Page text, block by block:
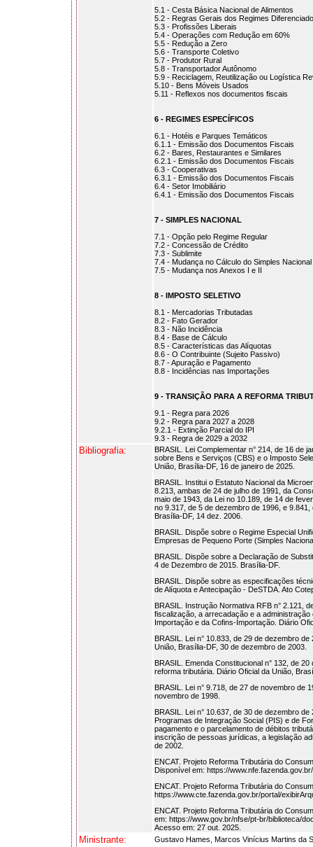
5.1 - Cesta Básica Nacional de Alimentos
5.2 - Regras Gerais dos Regimes
5.3 - Profissões Liberais
5.4 - Operações com Redução em 60%
5.5 - Redução a Zero
5.6 - Transporte Coletivo
5.7 - Produtor Rural
5.8 - Transportador Autônomo
5.9 - Reciclagem, Reutilização ou Logística
5.10 - Bens Móveis Usados
5.11 - Reflexos nos documentos fiscais
6 - REGIMES ESPECÍFICOS
6.1 - Hotéis e Parques Temáticos
6.1.1 - Emissão dos Documentos Fiscais
6.2 - Bares, Restaurantes e Similares
6.2.1 - Emissão dos Documentos Fiscais
6.3 - Cooperativas
6.3.1 - Emissão dos Documentos Fiscais
6.4 - Setor Imobiliário
6.4.1 - Emissão dos Documentos Fiscais
7 - SIMPLES NACIONAL
7.1 - Opção pelo Regime Regular
7.2 - Concessão de Crédito
7.3 - Sublimite
7.4 - Mudança no Cálculo do Simples Nacional
7.5 - Mudança nos Anexos I e II
8 - IMPOSTO SELETIVO
8.1 - Mercadorias Tributadas
8.2 - Fato Gerador
8.3 - Não Incidência
8.4 - Base de Cálculo
8.5 - Características das Alíquotas
8.6 - O Contribuinte (Sujeito Passivo)
8.7 - Apuração e Pagamento
8.8 - Incidências nas Importações
9 - TRANSIÇÃO PARA A REFORMA
9.1 - Regra para 2026
9.2 - Regra para 2027 a 2028
9.2.1 - Extinção Parcial do IPI
9.3 - Regra de 2029 a 2032
Bibliografia:
BRASIL. Lei Complementar n° 214, de 16 de
sobre Bens e Serviços (CBS) e o Imposto
União, Brasília-DF, 16 de janeiro de 2025.
BRASIL. Institui o Estatuto Nacional da
8.213, ambas de 24 de julho de 1991, da
maio de 1943, da Lei no 10.189, de 14 de
no 9.317, de 5 de dezembro de 1996, e
Brasília-DF, 14 dez. 2006.
BRASIL. Dispõe sobre o Regime Especial
Empresas de Pequeno Porte (Simples
BRASIL. Dispõe sobre a Declaração de
4 de Dezembro de 2015. Brasília-DF.
BRASIL. Dispõe sobre as especificações
de Alíquota e Antecipação - DeSTDA. Ato
BRASIL. Instrução Normativa RFB n° 2.121,
fiscalização, a arrecadação e a
Importação e da Cofins-Importação. Diário
BRASIL. Lei n° 10.833, de 29 de dezembro
União, Brasília-DF, 30 de dezembro de 2003.
BRASIL. Emenda Constitucional n° 132, de
reforma tributária. Diário Oficial da União,
BRASIL. Lei n° 9.718, de 27 de novembro de
novembro de 1998.
BRASIL. Lei n° 10.637, de 30 de dezembro
Programas de Integração Social (PIS) e de
pagamento e o parcelamento de débitos
inscrição de pessoas jurídicas, a legislação
de 2002.
ENCAT. Projeto Reforma Tributária do
Disponível em: https://
ENCAT. Projeto Reforma Tributária do
https://www.cte.fazenda.gov.br/portal/
ENCAT. Projeto Reforma Tributária do
em: https://www.gov.br/nfse/pt-br/biblioteca/
Acesso em: 27 out. 2025.
Ministrante: Gustavo Hames, Marcos Vinícius Martins da